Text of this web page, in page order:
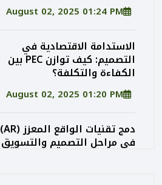
August 02, 2025 01:24 PM
الاستدامة الاقتصادية في
التصميم: كيف توازن PEC بين
الكفاءة والتكلفة؟
August 02, 2025 01:20 PM
دمج تقنيات الواقع المعزز (AR)
في مراحل التصميم والتسويق